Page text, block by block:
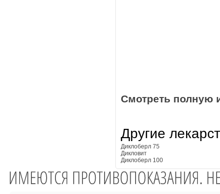
Смотреть полную
Другие
Диклоберл 75
Дикловит
Диклоберл 100